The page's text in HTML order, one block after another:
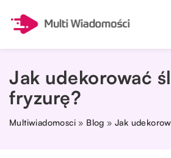
Jak udekorować
fryzurę?
Multiwiadomosci » Blog »Jak